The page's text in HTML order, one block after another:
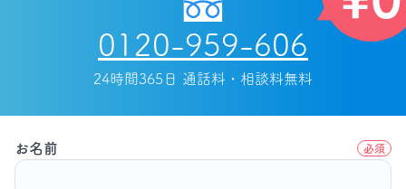
0120-959-606
24時間365日 通話料・相談料無料
お名前 必須